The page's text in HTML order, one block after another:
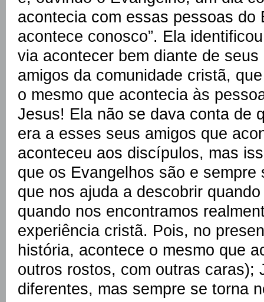
acontecia com essas pessoas do
acontece conosco”. Ela
via acontecer bem diante de
amigos da comunidade cristã,
o mesmo que acontecia às
Jesus! Ela não se dava conta de
era a esses seus amigos que
aconteceu aos discípulos, mas
que os Evangelhos são e
que nos ajuda a descobrir
quando nos encontramos
experiência cristã. Pois, no
história, acontece o mesmo que
outros rostos, com outras caras);
diferentes, mas sempre se torna